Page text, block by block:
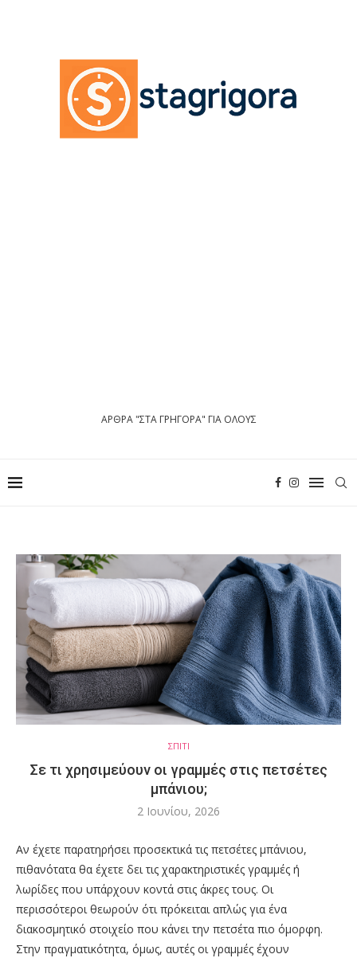
ΑΡΘΡΑ "ΣΤΑ ΓΡΗΓΟΡΑ" ΓΙΑ ΟΛΟΥΣ
ΣΠΙΤΙ
Σε τι χρησιμεύουν οι γραμμές στις πετσέτες
μπάνιου;
2 Ιουνίου, 2026
Αν έχετε παρατηρήσει προσεκτικά τις πετσέτες μπάνιου,
πιθανότατα θα έχετε δει τις χαρακτηριστικές γραμμές ή
λωρίδες που υπάρχουν κοντά στις άκρες τους. Οι
περισσότεροι θεωρούν ότι πρόκειται απλώς για ένα
διακοσμητικό στοιχείο που κάνει την πετσέτα πιο όμορφη.
Στην πραγματικότητα, όμως, αυτές οι γραμμές έχουν